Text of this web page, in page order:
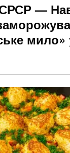
СРСР —
мило»